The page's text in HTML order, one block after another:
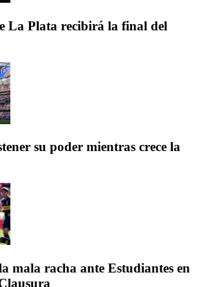
La Plata recibirá la final del
su poder mientras crece la
mala racha ante Estudiantes en